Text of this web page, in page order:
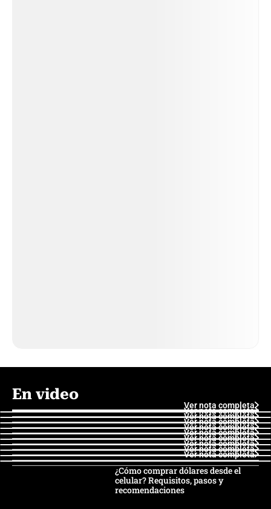
En video
Ver nota completa
Ver nota completa
Ver nota completa
Ver nota completa
Ver nota completa
Ver nota completa
Ver nota completa
Ver nota completa
Ver nota completa
Ver nota completa
¿Cómo comprar dólares desde el
celular? Requisitos, pasos y
recomendaciones